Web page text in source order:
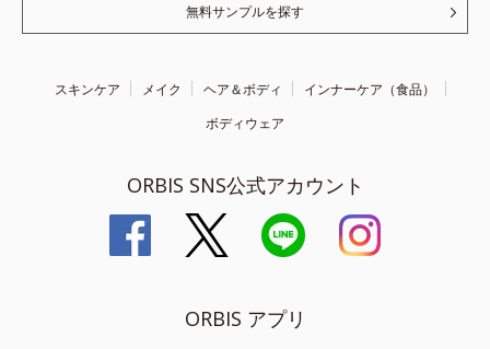
無料サンプルを探す
スキンケア メイク ヘア＆ボディ
インナーケア（食品）
ボディウェア
ORBIS SNS公式アカウント
ORBIS アプリ